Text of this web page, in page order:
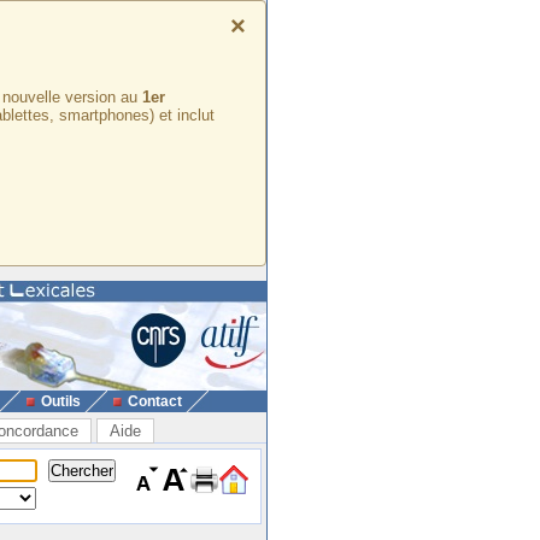
×
version au 1er
smartphones) et inclut
Outils Contact
Aide